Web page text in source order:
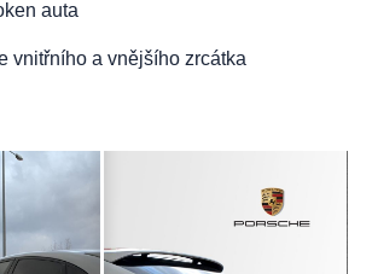
auta
vnitřního a vnějšího zrcátka